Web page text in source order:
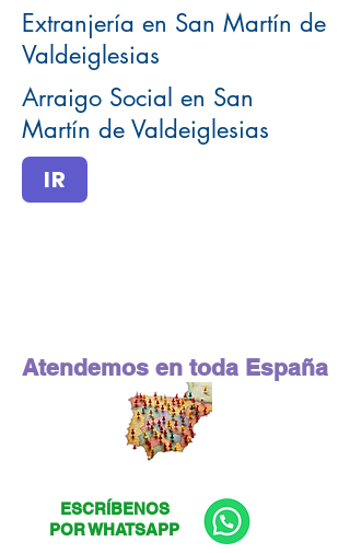
Extranjería en San Martín de
Valdeiglesias
Arraigo Social en San
Martín de Valdeiglesias
IR
Atendemos en toda España
ESCRÍBENOS
POR WHATSAPP